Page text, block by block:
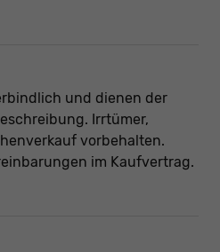
und dienen der
Irrtümer,
vorbehalten.
im Kaufvertrag.